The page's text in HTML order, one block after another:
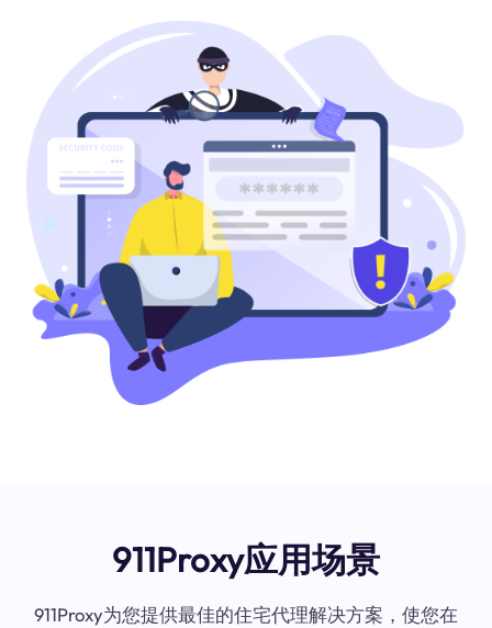
911Proxy应用场景
911Proxy为您提供最佳的住宅代理解决方案，使您在